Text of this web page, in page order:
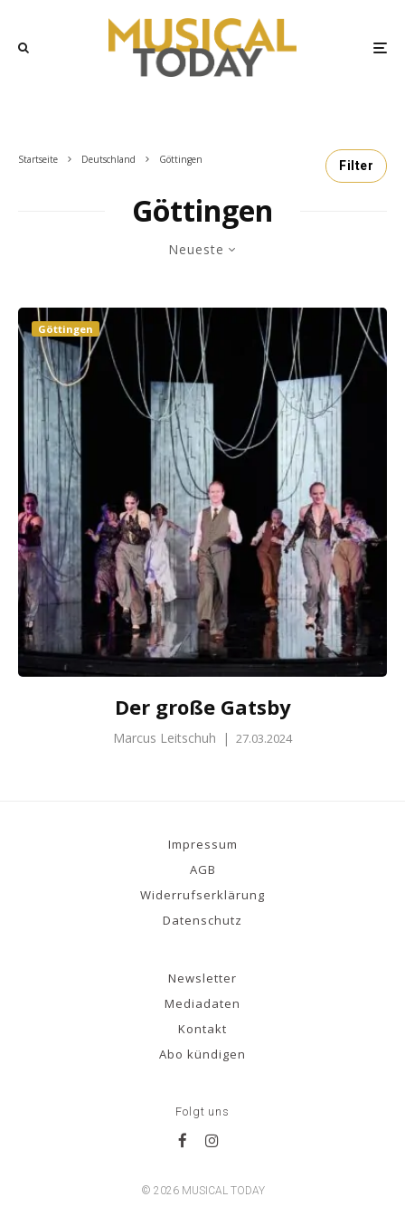
Startseite Deutschland Göttingen Filter
Göttingen
Neueste
Göttingen
Der große Gatsby
Marcus Leitschuh | 27.03.2024
Impressum
AGB
Widerrufserklärung
Datenschutz
Newsletter
Mediadaten
Kontakt
Abo kündigen
Folgt uns
© 2026 MUSICAL TODAY